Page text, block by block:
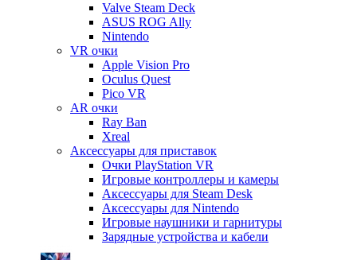
Valve Steam Deck
ASUS ROG Ally
Nintendo
VR очки
Apple Vision Pro
Oculus Quest
Pico VR
AR очки
Ray Ban
Xreal
Аксессуары для приставок
Очки PlayStation VR
Игровые контроллеры и камеры
Аксессуары для Steam Desk
Аксессуары для Nintendo
Игровые наушники и гарнитуры
Зарядные устройства и кабели